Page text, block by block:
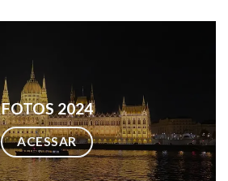
FOTOS 2024
ACESSAR